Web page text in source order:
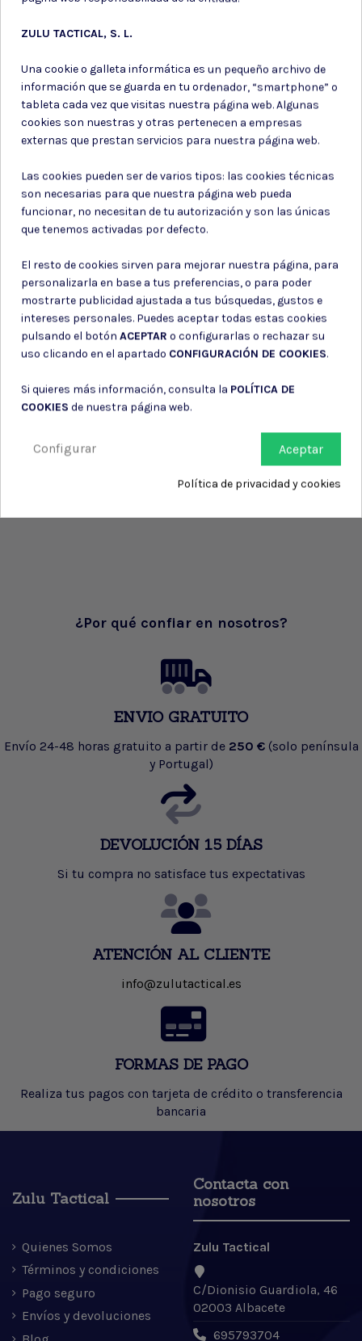
Suscríbete a nuestro boletín
Puede darse de baja en cualquier momento. Para ello, consulte nuestra
Consiento el uso de mis datos para los fines indicados en la
Política de privacidad
Consiento el uso de mis datos personales para recibir publicidad
de su entidad.
¿Por qué confiar en nosotros?
ENVIO GRATUITO
Envío 24-48 horas gratuito a partir de 250 € (solo península
y Portugal)
DEVOLUCIÓN 15 DÍAS
Si tu compra no satisface tus expectativas
ATENCIÓN AL CLIENTE
info@zulutactical.es
FORMAS DE PAGO
Realiza tus pagos con tarjeta de crédito o transferencia
bancaria
Zulu Tactical
Quienes Somos
Términos y condiciones
Pago seguro
Envíos y devoluciones
Contacta con
nosotros
Zulu Tactical
C/Dionisio Guardiola, 46
02003 Albacete
695793704
ZULU TACTICAL, S. L.
Una cookie o galleta informática es un pequeño archivo de
información que se guarda en tu ordenador, “smartphone” o
tableta cada vez que visitas nuestra página web. Algunas
cookies son nuestras y otras pertenecen a empresas
externas que prestan servicios para nuestra página web.
Las cookies pueden ser de varios tipos: las cookies técnicas
son necesarias para que nuestra página web pueda
funcionar, no necesitan de tu autorización y son las únicas
que tenemos activadas por defecto.
El resto de cookies sirven para mejorar nuestra página, para
personalizarla en base a tus preferencias, o para poder
mostrarte publicidad ajustada a tus búsquedas, gustos e
intereses personales. Puedes aceptar todas estas cookies
pulsando el botón ACEPTAR o configurarlas o rechazar su
uso clicando en el apartado CONFIGURACIÓN DE COOKIES.
Si quieres más información, consulta la POLÍTICA DE
COOKIES de nuestra página web.
Aceptar
Configurar
Política de privacidad y cookies